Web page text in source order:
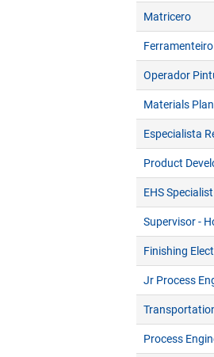
Matricero
Operador
Materials
Especialista
Product
EHS Specialist
Supervisor -
Finishing
Jr Process
Process